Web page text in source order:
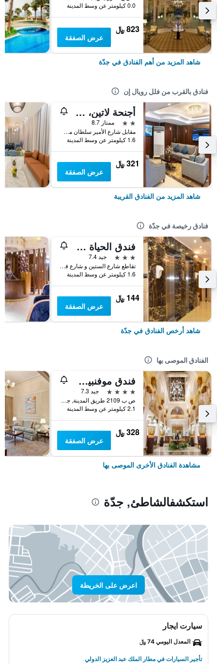
0.0 كيلومتر عن وسط المدينة
823 ﷼
عرض الصفقة
شاهد المزيد من أهم الفنادق في جدّة
فنادق بالقرب من فلل رويال إن
أجنحة لاتين، طريق الأمير سلطان
2 نجمتين
ممتاز 8.7
مقابل شارع الأمير سلطان من آية مول، ساكو وورلد, جدّة, المملكة العربية السعودية
1.6 كيلومتر عن وسط المدينة
321 ﷼
عرض الصفقة
شاهد المزيد من الفنادق القريبة
فنادق رخيصة في جدّة
فندق الحياة جدة كونتيننتال
3 نجوم
جيد 7.4
تقاطع شارع الستين و شارع فلسطين، مقابل سامبا بنك, جدّة, المملكة العربية السعودية
1.6 كيلومتر عن وسط المدينة
144 ﷼
عرض الصفقة
شاهد أرخص الفنادق في جدّة
الفنادق الموصى بها
فندق موفنبيك جدة
4 نجوم
جيد 7.3
ص ب 2109 طريق المدينة, جدّة, المملكة العربية السعودية
2.1 كيلومتر عن وسط المدينة
328 ﷼
عرض الصفقة
مشاهدة الفنادق الأخرى الموصى بها
استكشفالشاطئ, جدّة
اعرض على الخريطة
سيارت ايجار
المعدل اليومي 74 ﷼
تأجير السيارات في مطار الملك عبد العزيز الدولي